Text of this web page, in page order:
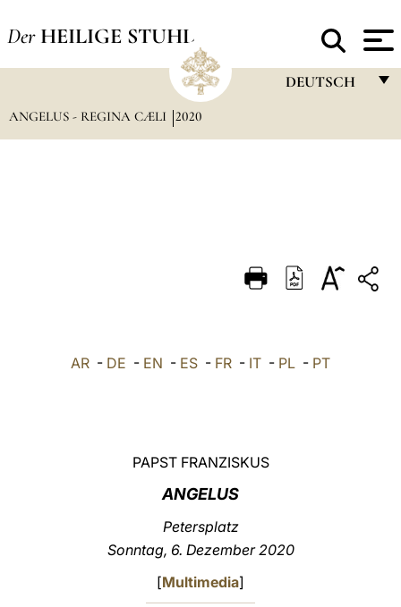
Der HEILIGE STUHL
DEUTSCH
DEUTSCH
العربيّة
ANGELUS - REGINA CÆLI 2020
AR - DE - EN - ES - FR - IT - PL - PT
PAPST FRANZISKUS
ANGELUS
Petersplatz
Sonntag, 6. Dezember 2020
[Multimedia]